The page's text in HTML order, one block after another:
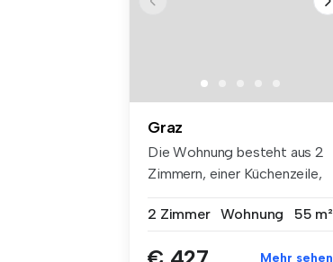
Graz
Die Wohnung besteht aus 2
Zimmern, einer Küchenzeile,
2 Zimmer
Wohnung 55 m²
Mehr sehen